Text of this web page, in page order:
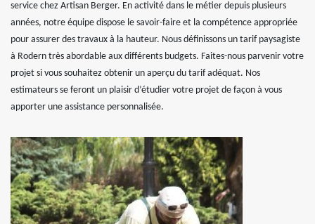
service chez Artisan Berger. En activité dans le métier depuis plusieurs
années, notre équipe dispose le savoir-faire et la compétence appropriée
pour assurer des travaux à la hauteur. Nous définissons un tarif paysagiste
à Rodern très abordable aux différents budgets. Faites-nous parvenir votre
projet si vous souhaitez obtenir un aperçu du tarif adéquat. Nos
estimateurs se feront un plaisir d’étudier votre projet de façon à vous
apporter une assistance personnalisée.